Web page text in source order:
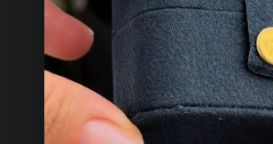
ТЕЛЕФОН
+993 649 593 67
EMAIL